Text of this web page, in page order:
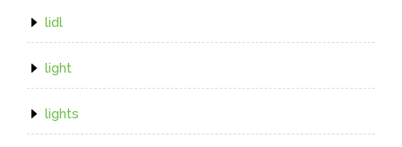
lidl
light
lights